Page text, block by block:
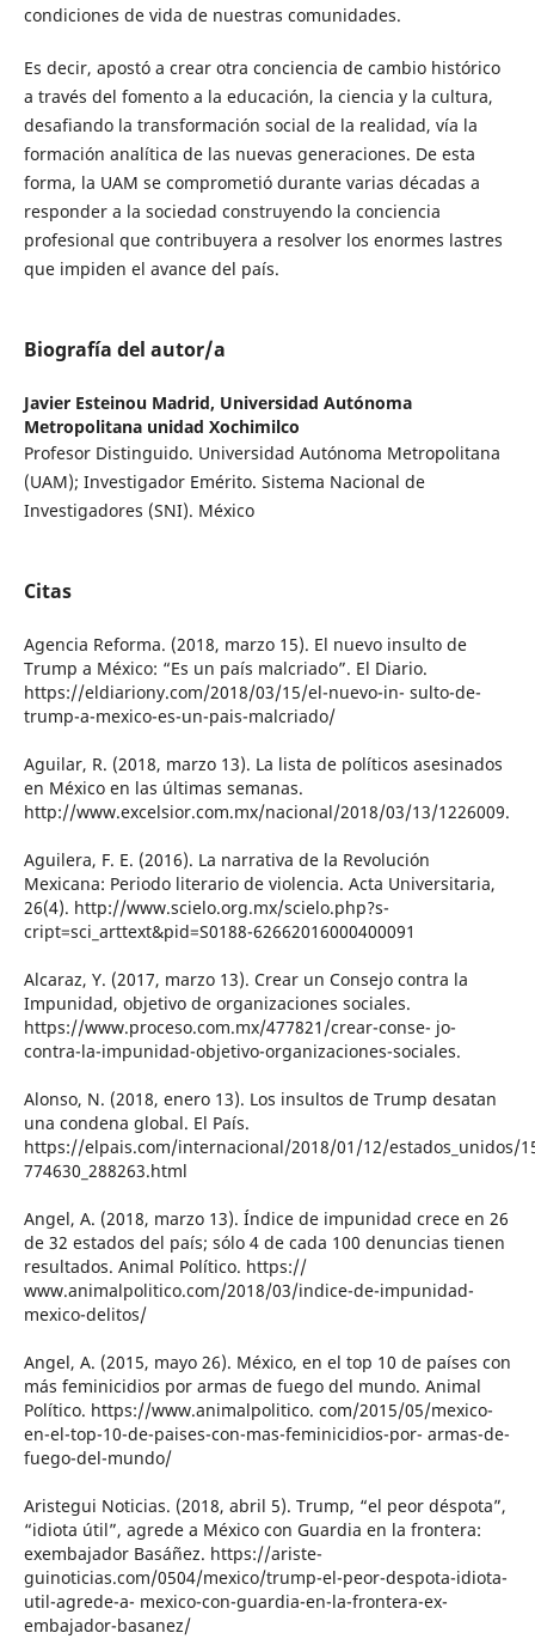
condiciones de vida de nuestras comunidades.
Es decir, apostó a crear otra conciencia de cambio histórico
a través del fomento a la educación, la ciencia y la cultura,
desafiando la transformación social de la realidad, vía la
formación analítica de las nuevas generaciones. De esta
forma, la UAM se comprometió durante varias décadas a
responder a la sociedad construyendo la conciencia
profesional que contribuyera a resolver los enormes lastres
que impiden el avance del país.
Biografía del autor/a
Javier Esteinou Madrid, Universidad Autónoma
Metropolitana unidad Xochimilco
Profesor Distinguido. Universidad Autónoma Metropolitana
(UAM); Investigador Emérito. Sistema Nacional de
Investigadores (SNI). México
Citas
Agencia Reforma. (2018, marzo 15). El nuevo insulto de
Trump a México: “Es un país malcriado”. El Diario.
https://eldiariony.com/2018/03/15/el-nuevo-in- sulto-de-
trump-a-mexico-es-un-pais-malcriado/
Aguilar, R. (2018, marzo 13). La lista de políticos asesinados
en México en las últimas semanas.
http://www.excelsior.com.mx/nacional/2018/03/13/1226009.
Aguilera, F. E. (2016). La narrativa de la Revolución
Mexicana: Periodo literario de violencia. Acta Universitaria,
26(4). http://www.scielo.org.mx/scielo.php?s-
cript=sci_arttext&pid=S0188-62662016000400091
Alcaraz, Y. (2017, marzo 13). Crear un Consejo contra la
Impunidad, objetivo de organizaciones sociales.
https://www.proceso.com.mx/477821/crear-conse- jo-
contra-la-impunidad-objetivo-organizaciones-sociales.
Alonso, N. (2018, enero 13). Los insultos de Trump desatan
una condena global. El País.
https://elpais.com/internacional/2018/01/12/estados_unidos/
774630_288263.html
Angel, A. (2018, marzo 13). Índice de impunidad crece en 26
de 32 estados del país; sólo 4 de cada 100 denuncias tienen
resultados. Animal Político. https://
www.animalpolitico.com/2018/03/indice-de-impunidad-
mexico-delitos/
Angel, A. (2015, mayo 26). México, en el top 10 de países con
más feminicidios por armas de fuego del mundo. Animal
Político. https://www.animalpolitico. com/2015/05/mexico-
en-el-top-10-de-paises-con-mas-feminicidios-por- armas-de-
fuego-del-mundo/
Aristegui Noticias. (2018, abril 5). Trump, “el peor déspota”,
“idiota útil”, agrede a México con Guardia en la frontera:
exembajador Basáñez. https://ariste-
guinoticias.com/0504/mexico/trump-el-peor-despota-idiota-
util-agrede-a- mexico-con-guardia-en-la-frontera-ex-
embajador-basanez/